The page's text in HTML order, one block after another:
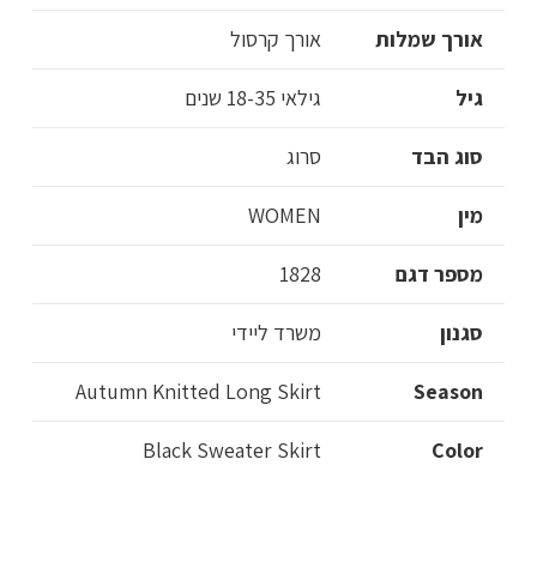
אורך שמלות אורך קרסול
גיל גילאי 18-35 שנים
סוג הבד סרוג
מין WOMEN
מספר דגם 1828
סגנון משרד ליידי
Season
Autumn Knitted Long Skirt
Color
Black Sweater Skirt